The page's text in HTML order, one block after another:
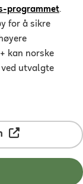
programmet.
for å sikre
kan norske
utvalgte